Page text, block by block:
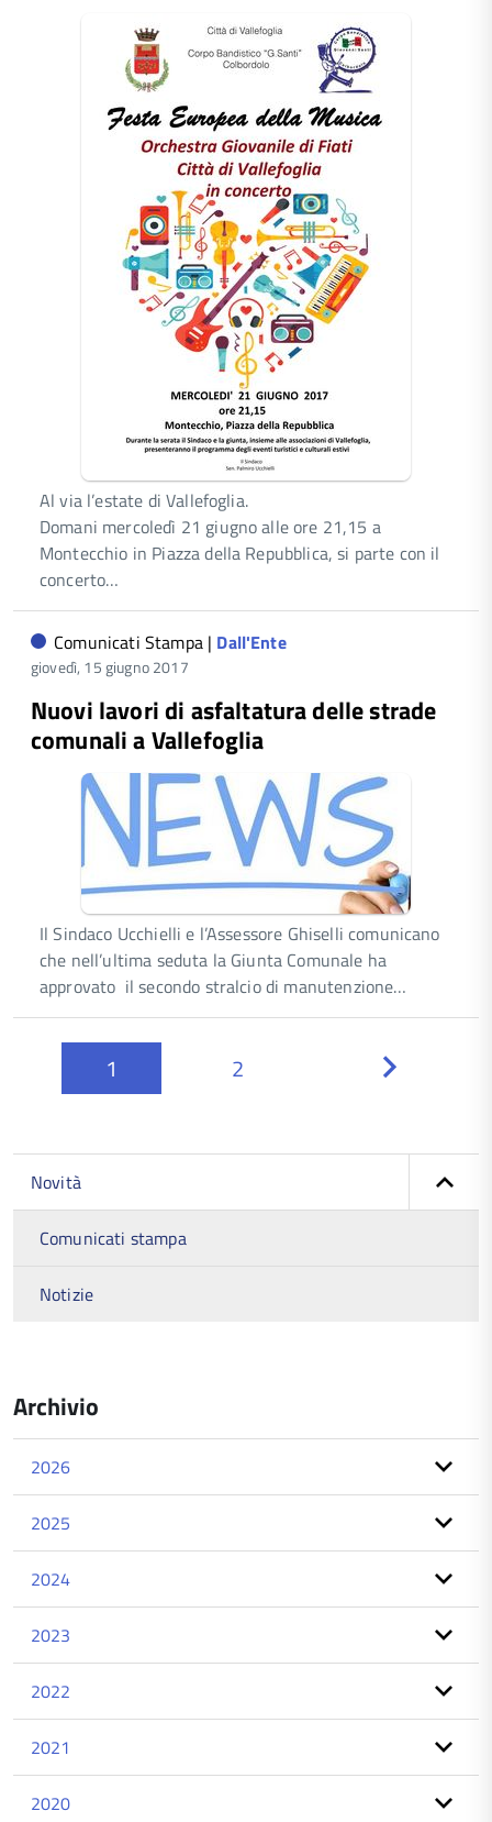
Al via l’estate di Vallefoglia.
Domani mercoledì 21 giugno alle ore 21,15 a
Montecchio in Piazza della Repubblica, si parte con il
concerto…
Comunicati Stampa | Dall'Ente
giovedì, 15 giugno 2017
Nuovi lavori di asfaltatura delle strade
comunali a Vallefoglia
Il Sindaco Ucchielli e l’Assessore Ghiselli comunicano
che nell’ultima seduta la Giunta Comunale ha
approvato il secondo stralcio di manutenzione…
1 2
Novità
Comunicati stampa
Notizie
Archivio
2026
2025
2024
2023
2022
2021
2020